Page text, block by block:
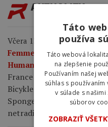
AKTUALITY
Včera 13:10
Femmes 2026? Detaily
Human Powered Health.
France Femmes dve
Bicykle tímu Human
SpongeBob SquarePants a
netradične aj s ich
Táto
používa
Táto webová
na zlepšenie
Používaním našej
súhlas s
v súlade s
súborov
ZOBRAZIŤ